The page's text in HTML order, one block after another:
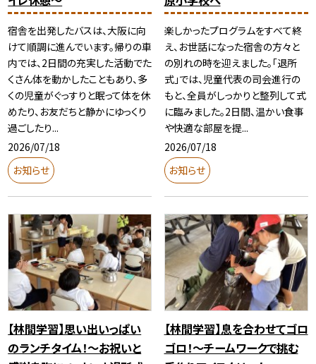
宿舎を出発したバスは、大阪に向
けて順調に進んでいます。帰りの車
内では、2日間の充実した活動でた
くさん体を動かしたこともあり、多
くの児童がぐっすりと眠って体を休
めたり、お友だちと静かにゆっくり
過ごしたり...
2026/07/18
お知らせ
楽しかったプログラムをすべて終
え、お世話になった宿舎の方々と
の別れの時を迎えました。「退所
式」では、児童代表の司会進行の
もと、全員がしっかりと整列して式
に臨みました。2日間、温かい食事
や快適な部屋を提...
2026/07/18
お知らせ
【林間学習】思い出いっぱい
のランチタイム！〜お祝いと
【林間学習】息を合わせてゴロ
ゴロ！～チームワークで挑む